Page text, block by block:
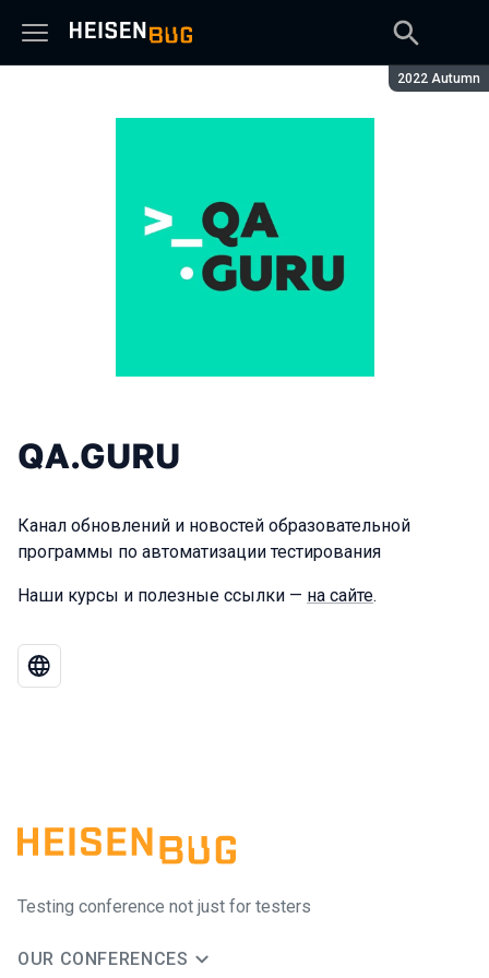
Season:
2022 Autumn
QA.GURU
Канал обновлений и новостей образовательной
программы по автоматизации тестирования
Наши курсы и полезные ссылки — на сайте.
Testing conference not just for testers
OUR CONFERENCES